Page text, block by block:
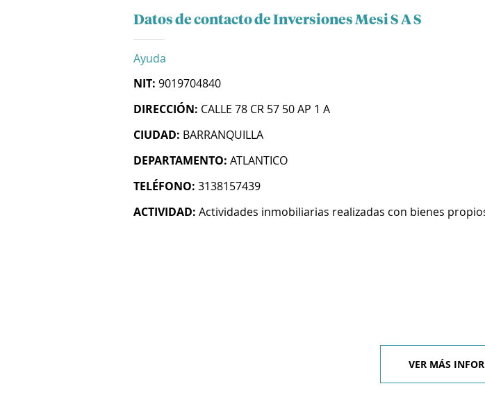
Datos de contacto de Inversiones Mesi S A S
Ayuda
NIT: 9019704840
DIRECCIÓN: CALLE 78 CR 57 50 AP 1 A
CIUDAD: BARRANQUILLA
DEPARTAMENTO: ATLANTICO
TELÉFONO: 3138157439
ACTIVIDAD: Actividades inmobiliarias realizadas con bienes
VER MÁS